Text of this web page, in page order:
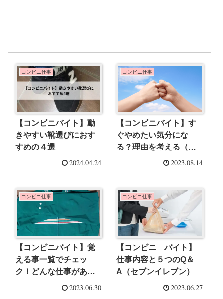
コンビニ仕事
【コンビニバイト】動
きやすい靴選びにおす
すめの４選
2024.04.24
コンビニ仕事
【コンビニバイト】す
ぐやめたい気分にな
る？理由を考える（セ
ブンイレブン）2023.08.14
コンビニ仕事
【コンビニバイト】覚
える事一覧でチェッ
ク！どんな仕事がある
の？きつい？楽なの？
2023.06.30
コンビニ仕事
【コンビニ バイト】
仕事内容と５つのQ＆
A（セブンイレブン）
2023.06.27